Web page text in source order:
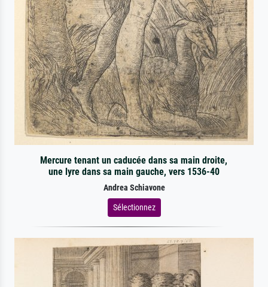
Mercure tenant un caducée dans sa main droite,
une lyre dans sa main gauche, vers 1536-40
Andrea Schiavone
Sélectionnez